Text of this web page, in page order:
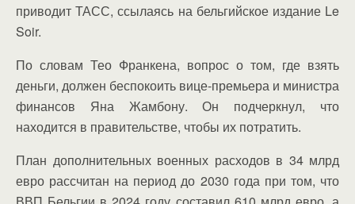
приводит ТАСС, ссылаясь на бельгийское издание Le
Soir.
По словам Тео Франкена, вопрос о том, где взять
деньги, должен беспокоить вице-премьера и министра
финансов Яна Жамбону. Он подчеркнул, что
находится в правительстве, чтобы их потратить.
План дополнительных военных расходов в 34 млрд
евро рассчитан на период до 2030 года при том, что